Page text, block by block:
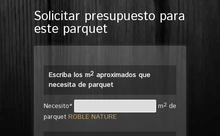
Solicitar presupuesto para
este parquet
Escriba los m2 aproximados que
necesita de parquet
Necesito* m2 de
parquet ROBLE NATURE